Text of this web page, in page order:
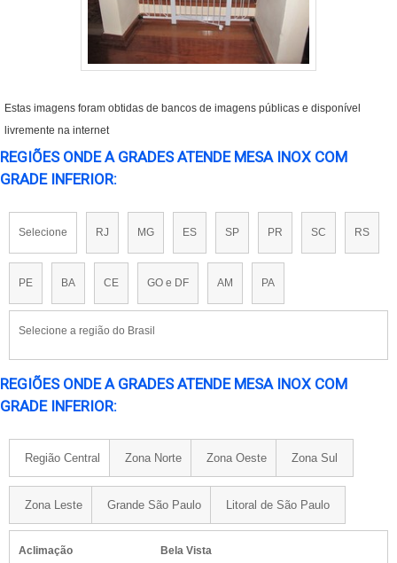
Estas imagens foram obtidas de bancos de imagens públicas e disponível
livremente na internet
REGIÕES ONDE A GRADES ATENDE MESA INOX COM
GRADE INFERIOR:
Selecione RJ MG ES SP PR SC RS
PE BA CE GO e DF AM PA
Selecione a região do Brasil
REGIÕES ONDE A GRADES ATENDE MESA INOX COM
GRADE INFERIOR:
Região Central Zona Norte Zona Oeste Zona Sul
Zona Leste Grande São Paulo Litoral de São Paulo
Aclimação
Bela Vista